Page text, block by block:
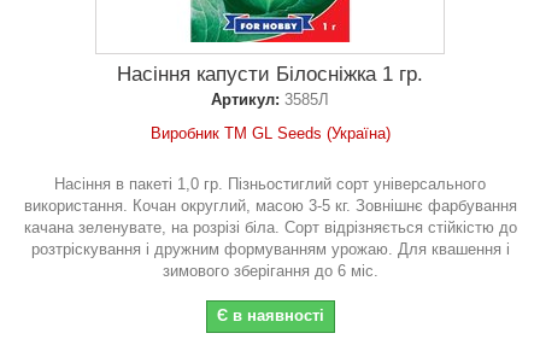
Насіння капусти Білосніжка 1 гр.
Артикул: 3585Л
Виробник ТМ GL Seeds (Україна)
Насіння в пакеті 1,0 гр. Пізньостиглий сорт універсального
використання. Кочан округлий, масою 3-5 кг. Зовнішнє фарбування
качана зеленувате, на розрізі біла. Сорт відрізняється стійкістю до
розтріскування і дружним формуванням урожаю. Для квашення і
зимового зберігання до 6 міс.
Є в наявності